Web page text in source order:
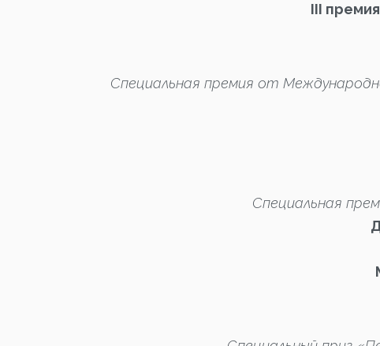
III премия
Специальная премия от
Специальная